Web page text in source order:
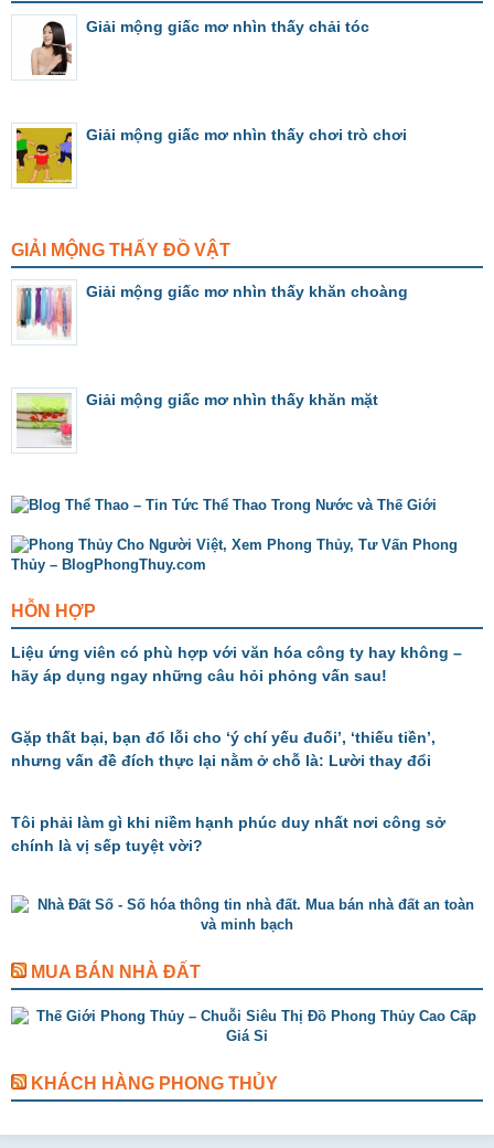
Giải mộng giấc mơ nhìn thấy chải tóc
Giải mộng giấc mơ nhìn thấy chơi trò chơi
GIẢI MỘNG THẤY ĐỒ VẬT
Giải mộng giấc mơ nhìn thấy khăn choàng
Giải mộng giấc mơ nhìn thấy khăn mặt
HỖN HỢP
Liệu ứng viên có phù hợp với văn hóa công ty hay không –
hãy áp dụng ngay những câu hỏi phỏng vấn sau!
Gặp thất bại, bạn đổ lỗi cho ‘ý chí yếu đuối’, ‘thiếu tiền’,
nhưng vấn đề đích thực lại nằm ở chỗ là: Lười thay đổi
Tôi phải làm gì khi niềm hạnh phúc duy nhất nơi công sở
chính là vị sếp tuyệt vời?
MUA BÁN NHÀ ĐẤT
KHÁCH HÀNG PHONG THỦY